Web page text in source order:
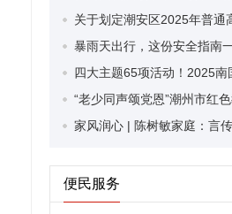
便民服务